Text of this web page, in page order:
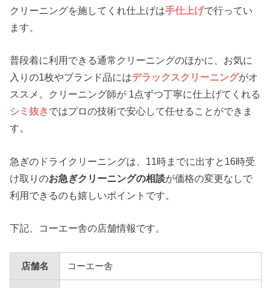
クリーニングを施してくれ仕上げは手仕上げで行ってい
ます。
普段着に利用できる通常クリーニングのほかに、お気に
入りの1枚やブランド品にはデラックスクリーニングがオ
ススメ。クリーニング師が 1点ずつ丁寧に仕上げてくれる
シミ抜きではプロの技術で安心して任せることができま
す。
急ぎのドライクリーニングは、11時までに出すと16時受
け取りのお急ぎクリーニングの相談が価格の変更なしで
利用できるのも嬉しいポイントです。
下記、コーエー舎の店舗情報です。
店舗名 コーエー舎